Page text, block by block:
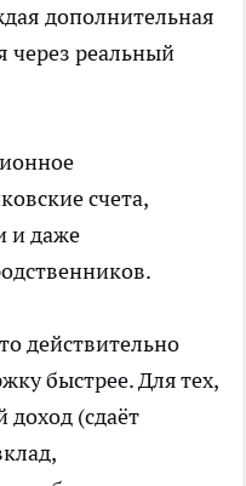
дополнительная
через реальный
счета,
и даже
действительно
быстрее. Для тех,
(сдаёт